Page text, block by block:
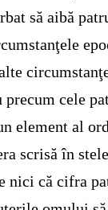
să aibă
precum cele
element al
scrisă în
nici că cifra